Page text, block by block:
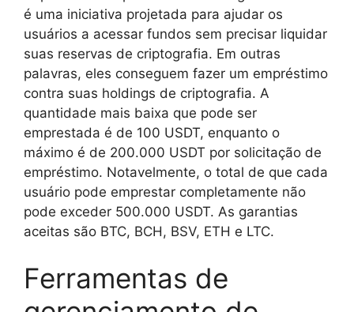
é uma iniciativa projetada para ajudar os
usuários a acessar fundos sem precisar liquidar
suas reservas de criptografia. Em outras
palavras, eles conseguem fazer um empréstimo
contra suas holdings de criptografia. A
quantidade mais baixa que pode ser
emprestada é de 100 USDT, enquanto o
máximo é de 200.000 USDT por solicitação de
empréstimo. Notavelmente, o total de que cada
usuário pode emprestar completamente não
pode exceder 500.000 USDT. As garantias
aceitas são BTC, BCH, BSV, ETH e LTC.
Ferramentas de